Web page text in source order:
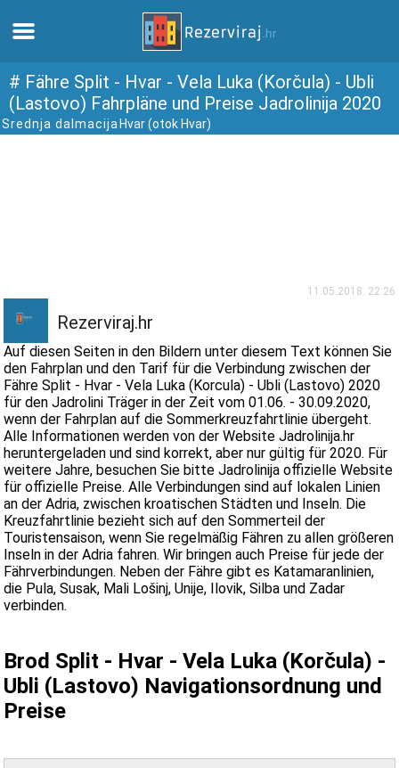
Zuhause
Apartments
Treffen Sie Kroatien
museen
# Fähre Split - Hvar - Vela Luka (Korčula) - Ubli
(Lastovo) Fahrpläne und Preise Jadrolinija 2020
Srednja dalmacija Hvar (otok Hvar)
11.05.2018. 22:26
Rezerviraj.hr
Auf diesen Seiten in den Bildern unter diesem Text können Sie
den Fahrplan und den Tarif für die Verbindung zwischen der
Fähre Split - Hvar - Vela Luka (Korcula) - Ubli (Lastovo) 2020
für den Jadrolini Träger in der Zeit vom 01.06. - 30.09.2020,
wenn der Fahrplan auf die Sommerkreuzfahrtlinie übergeht.
Alle Informationen werden von der Website Jadrolinija.hr
heruntergeladen und sind korrekt, aber nur gültig für 2020. Für
weitere Jahre, besuchen Sie bitte Jadrolinija offizielle Website
für offizielle Preise. Alle Verbindungen sind auf lokalen Linien
an der Adria, zwischen kroatischen Städten und Inseln. Die
Kreuzfahrtlinie bezieht sich auf den Sommerteil der
Touristensaison, wenn Sie regelmäßig Fähren zu allen größeren
Inseln in der Adria fahren. Wir bringen auch Preise für jede der
Fährverbindungen. Neben der Fähre gibt es Katamaranlinien,
die Pula, Susak, Mali Lošinj, Unije, Ilovik, Silba und Zadar
verbinden.
Brod Split - Hvar - Vela Luka (Korčula) -
Ubli (Lastovo) Navigationsordnung und
Preise